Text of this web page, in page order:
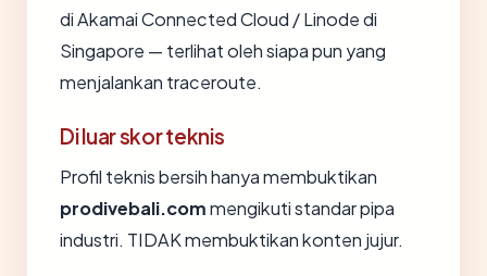
di Akamai Connected Cloud / Linode di
Singapore — terlihat oleh siapa pun yang
menjalankan traceroute.
Di luar skor teknis
Profil teknis bersih hanya membuktikan
prodivebali.commengikuti standar pipa
industri. TIDAK membuktikan konten jujur.